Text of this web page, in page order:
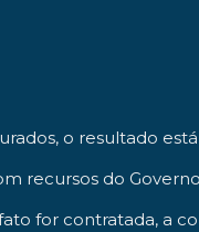
o resultado
recursos do
for contratada, a